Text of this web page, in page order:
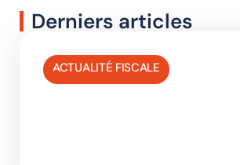
Derniers articles
ACTUALITÉ FISCALE 17 JUIN 2026